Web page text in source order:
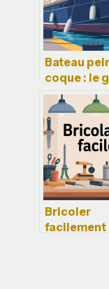
Bateau
coque : le
pratique
réussir
mauvaise
Bricoler
facilement